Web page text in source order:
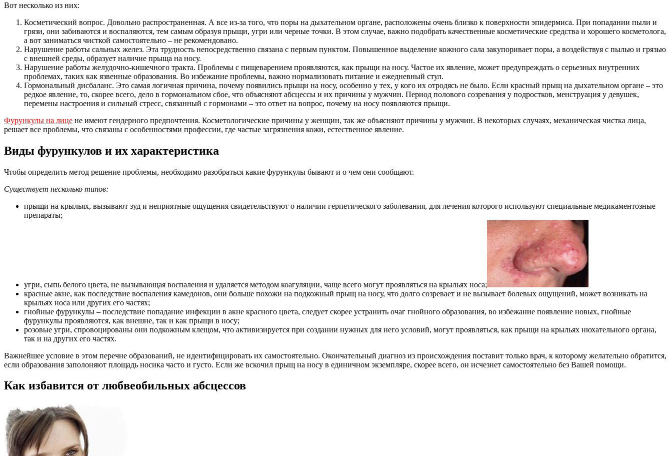
Вот несколько из них:
Косметический вопрос. Довольно распространенная. А все из-за того, что поры на дыхательном органе, расположены очень близко к поверхности эпидермиса. При попадании пыли и
грязи, они забиваются и воспаляются, тем самым образуя прыщи, угри или черные точки. В этом случае, важно подобрать качественные косметические средства и хорошего косметолога,
а вот заниматься чисткой самостоятельно – не рекомендовано.
Нарушение работы сальных желез. Эта трудность непосредственно связана с первым пунктом. Повышенное выделение кожного сала закупоривает поры, а воздействуя с пылью и грязью
с внешней среды, образует наличие прыща на носу.
Нарушение работы желудочно-кишечного тракта. Проблемы с пищеварением проявляются, как прыщи на носу. Частое их явление, может предупреждать о серьезных внутренних
проблемах, таких как язвенные образования. Во избежание проблемы, важно нормализовать питание и ежедневный стул.
Гормональный дисбаланс. Это самая логичная причина, почему появились прыщи на носу, особенно у тех, у кого их отродясь не было. Если красный прыщ на дыхательном органе – это
редкое явление, то, скорее всего, дело в гормональном сбое, что объясняют абсцессы и их причины у мужчин. Период полового созревания у подростков, менструация у девушек,
перемены настроения и сильный стресс, связанный с гормонами – это ответ на вопрос, почему на носу появляются прыщи.
Фурункулы на лице не имеют гендерного предпочтения. Косметологические причины у женщин, так же объясняют причины у мужчин. В некоторых случаях, механическая чистка лица,
решает все проблемы, что связаны с особенностями профессии, где частые загрязнения кожи, естественное явление.
Виды фурункулов и их характеристика
Чтобы определить метод решение проблемы, необходимо разобраться какие фурункулы бывают и о чем они сообщают.
Существует несколько типов:
прыщи на крыльях, вызывают зуд и неприятные ощущения свидетельствуют о наличии герпетического заболевания, для лечения которого используют специальные медикаментозные
препараты;
угри, сыпь белого цвета, не вызывающая воспаления и удаляется методом коагуляции, чаще всего могут проявляться на крыльях носа;
красные акне, как последствие воспаления камедонов, они больше похожи на подкожный прыщ на носу, что долго созревает и не вызывает болевых ощущений, может возникать на
крыльях носа или других его частях;
гнойные фурункулы – последствие попадание инфекции в акне красного цвета, следует скорее устранить очаг гнойного образования, во избежание появление новых, гнойные
фурункулы проявляются, как внешне, так и как прыщи в носу;
розовые угри, спровоцированы они подкожным клещом, что активизируется при создании нужных для него условий, могут проявляться, как прыщи на крыльях нюхательного органа,
так и на других его частях.
Важнейшее условие в этом перечне образований, не идентифицировать их самостоятельно. Окончательный диагноз из происхождения поставит только врач, к которому желательно обратится,
если образования заполоняют площадь носика часто и густо. Если же вскочил прыщ на носу в единичном экземпляре, скорее всего, он исчезнет самостоятельно без Вашей помощи.
Как избавится от любвеобильных абсцессов